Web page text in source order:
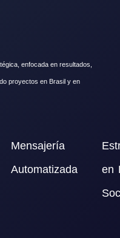
enfocada en resultados,
proyectos en Brasil y en
Mensajería
Automatizada
en